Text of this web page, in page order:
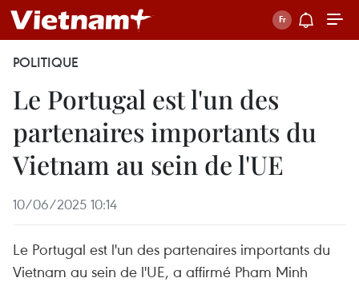
POLITIQUE
Le Portugal est l'un des
partenaires importants du
Vietnam au sein de l'UE
10/06/2025 10:14
Le Portugal est l'un des partenaires importants du
Vietnam au sein de l'UE, a affirmé Pham Minh